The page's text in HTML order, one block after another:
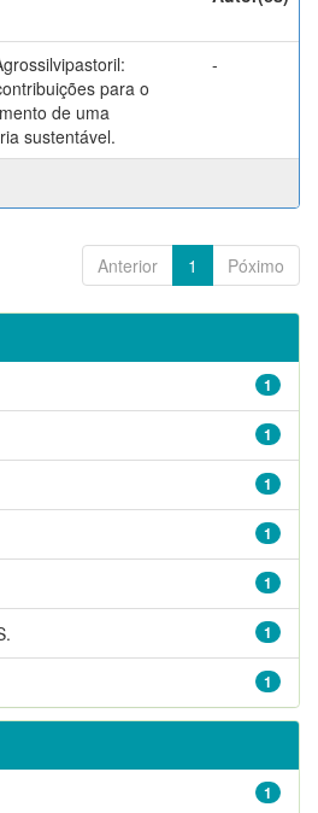
para o
de uma
sustentável.
-
Anterior 1 Póximo
1
1
1
1
1
1
1
1